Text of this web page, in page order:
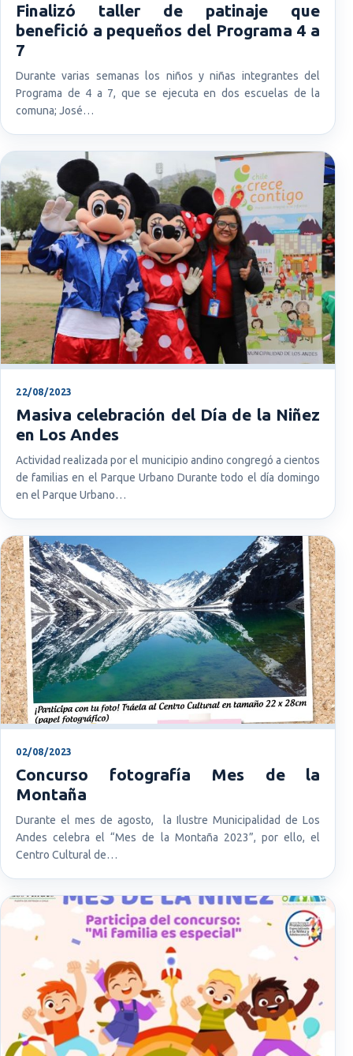
Finalizó taller de patinaje que
benefició a pequeños del Programa 4 a
7
Durante varias semanas los niños y niñas integrantes del
Programa de 4 a 7, que se ejecuta en dos escuelas de la
comuna; José…
22/08/2023
Masiva celebración del Día de la Niñez
en Los Andes
Actividad realizada por el municipio andino congregó a cientos
de familias en el Parque Urbano Durante todo el día domingo
en el Parque Urbano…
02/08/2023
Concurso fotografía Mes de la
Montaña
Durante el mes de agosto, la Ilustre Municipalidad de Los
Andes celebra el “Mes de la Montaña 2023”, por ello, el
Centro Cultural de…